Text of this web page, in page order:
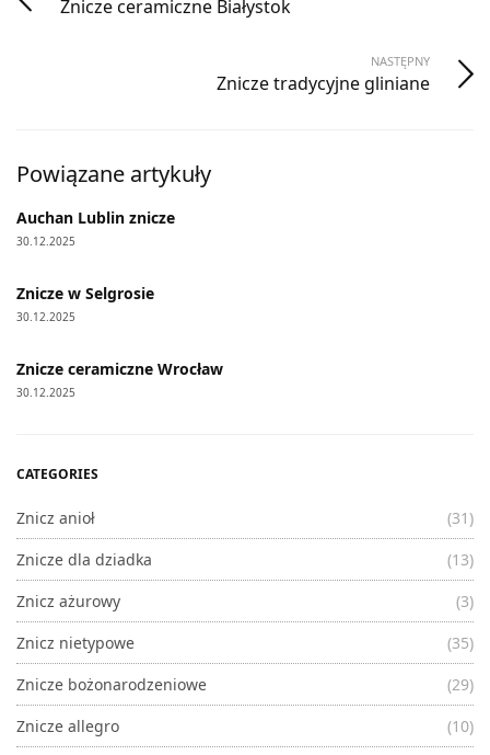
Znicze ceramiczne Białystok
NASTĘPNY
Znicze tradycyjne gliniane
Powiązane artykuły
Auchan Lublin znicze
30.12.2025
Znicze w Selgrosie
30.12.2025
Znicze ceramiczne Wrocław
30.12.2025
CATEGORIES
Znicz anioł
(31)
Znicze dla dziadka
(13)
Znicz ażurowy
(3)
Znicz nietypowe
(35)
Znicze bożonarodzeniowe
(29)
Znicze allegro
(10)